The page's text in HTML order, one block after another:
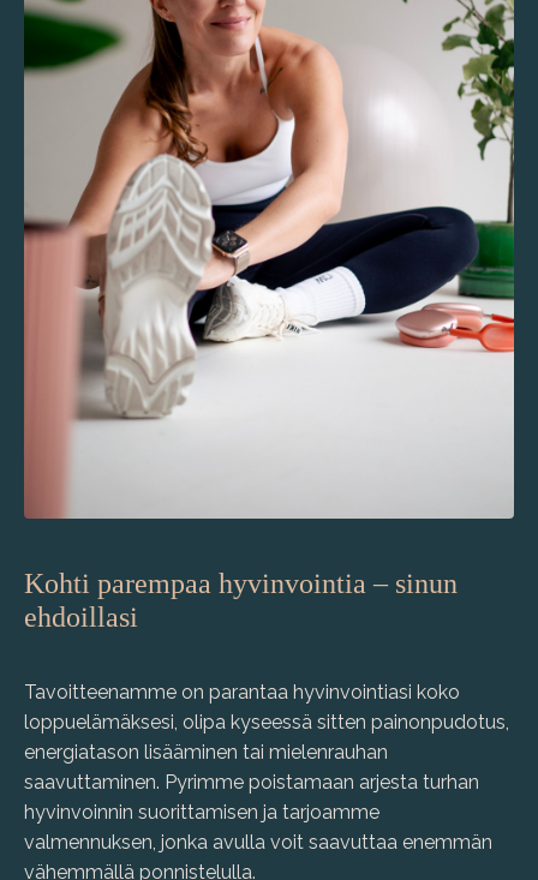
Kohti parempaa hyvinvointia – sinun
ehdoillasi
Tavoitteenamme on parantaa hyvinvointiasi koko
loppuelämäksesi, olipa kyseessä sitten painonpudotus,
energiatason lisääminen tai mielenrauhan
saavuttaminen. Pyrimme poistamaan arjesta turhan
hyvinvoinnin suorittamisen ja tarjoamme
valmennuksen, jonka avulla voit saavuttaa enemmän
vähemmällä ponnistelulla.